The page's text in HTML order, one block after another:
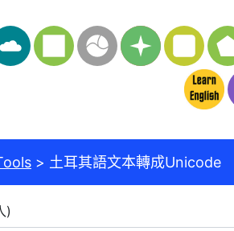
土耳其語文本轉成Unicode
)